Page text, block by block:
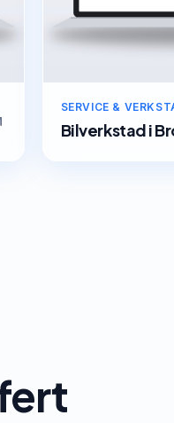
SERVICE &
Bilverkstadi